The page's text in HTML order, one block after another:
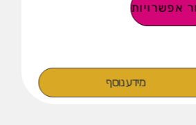
אפשרויות
מידע נוסף